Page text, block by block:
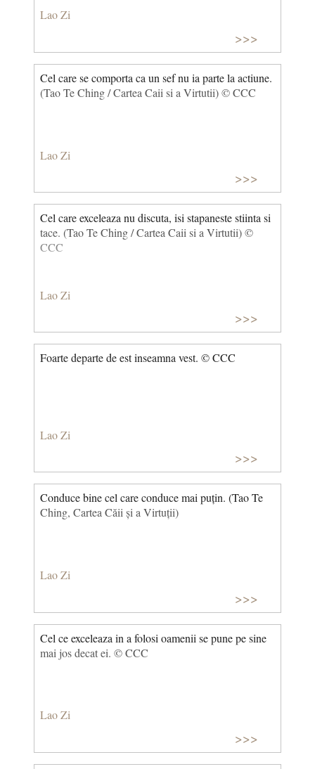
Lao Zi
>>>
Cel care se comporta ca un sef nu ia parte la actiune.
(Tao Te Ching / Cartea Caii si a Virtutii) © CCC
Lao Zi
>>>
Cel care exceleaza nu discuta, isi stapaneste stiinta si
tace. (Tao Te Ching / Cartea Caii si a Virtutii) ©
CCC
Lao Zi
>>>
Foarte departe de est inseamna vest. © CCC
Lao Zi
>>>
Conduce bine cel care conduce mai puțin. (Tao Te
Ching, Cartea Căii și a Virtuții)
Lao Zi
>>>
Cel ce exceleaza in a folosi oamenii se pune pe sine
mai jos decat ei. © CCC
Lao Zi
>>>